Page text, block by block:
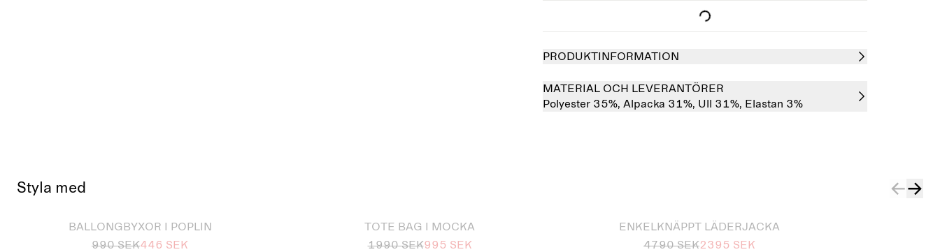
PRODUKTINFORMATION
MATERIAL OCH LEVERANTÖRER
Polyester 35%, Alpacka 31%, Ull 31%, Elastan 3%
Styla med
Slutsåld
BALLONGBYXOR I POPLIN
990 SEK446 SEK
TOTE BAG I MOCKA
1990 SEK995 SEK
ENKELKNÄPPT LÄDERJACKA
4790 SEK2395 SEK